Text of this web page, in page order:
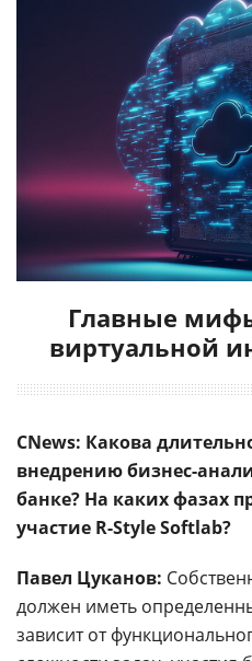
Главные
виртуальной
CNews: Какова
внедрению бизнес-
банке? На каких фазах
участие R-Style Softlab?
Павел Цуканов:
должен иметь
зависит от